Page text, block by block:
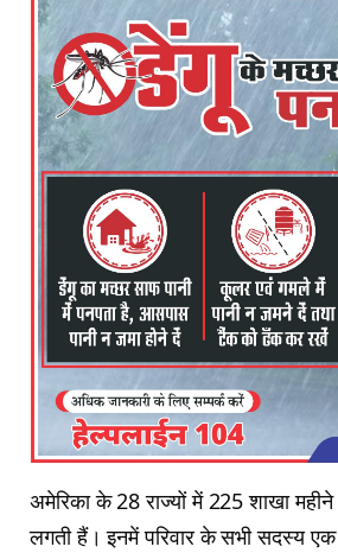
अमेरिका के 28 राज्यों में 225 शाखा महीने
लगती हैं। इनमें परिवार के सभी सदस्य